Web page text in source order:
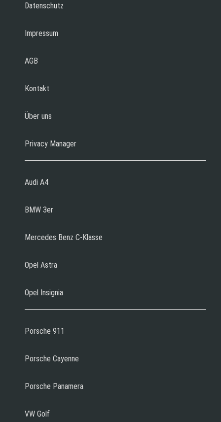
Datenschutz
Impressum
AGB
Kontakt
Über uns
Privacy Manager
Audi A4
BMW 3er
Mercedes Benz C-Klasse
Opel Astra
Opel Insignia
Porsche 911
Porsche Cayenne
Porsche Panamera
VW Golf